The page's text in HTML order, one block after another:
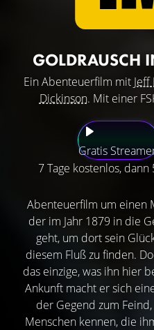
GOLDRAUSCH
Ein Abenteuerfilm mit Jeff
Dickinson. Mit einer
Gratis
7 Tage kostenlos,
Abenteuerfilm um einen
der im Jahr 1879 in die
geht, um dort sein
diesem Fluß zu finden.
das einzige, was ihn hier
Ankunft macht er sich
der Gegend zum
Menschen kennen, die